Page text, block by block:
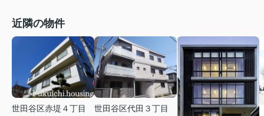
近隣の物件
世田谷区赤堤４丁目
世田谷区代田３丁目